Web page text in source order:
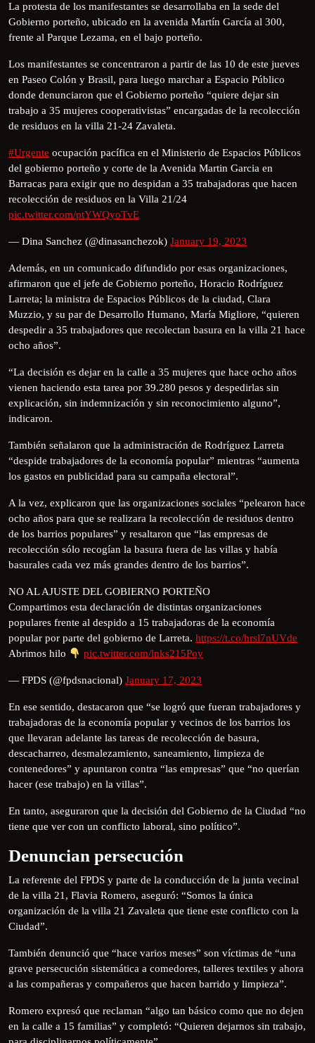
La protesta de los manifestantes se desarrollaba en la sede del
Gobierno porteño, ubicado en la avenida Martín García al 300,
frente al Parque Lezama, en el bajo porteño.
Los manifestantes se concentraron a partir de las 10 de este jueves
en Paseo Colón y Brasil, para luego marchar a Espacio Público
donde denunciaron que el Gobierno porteño “quiere dejar sin
trabajo a 35 mujeres cooperativistas” encargadas de la recolección
de residuos en la villa 21-24 Zavaleta.
#Urgente ocupación pacífica en el Ministerio de Espacios Públicos
del gobierno porteño y corte de la Avenida Martin Garcia en
Barracas para exigir que no despidan a 35 trabajadoras que hacen
recolección de residuos en la Villa 21/24
pic.twitter.com/ptYWQyoTvE
— Dina Sanchez (@dinasanchezok) January 19, 2023
Además, en un comunicado difundido por esas organizaciones,
afirmaron que el jefe de Gobierno porteño, Horacio Rodríguez
Larreta; la ministra de Espacios Públicos de la ciudad, Clara
Muzzio, y su par de Desarrollo Humano, María Migliore, “quieren
despedir a 35 trabajadores que recolectan basura en la villa 21 hace
ocho años”.
“La decisión es dejar en la calle a 35 mujeres que hace ocho años
vienen haciendo esta tarea por 39.280 pesos y despedirlas sin
explicación, sin indemnización y sin reconocimiento alguno”,
indicaron.
También señalaron que la administración de Rodríguez Larreta
“despide trabajadores de la economía popular” mientras “aumenta
los gastos en publicidad para su campaña electoral”.
A la vez, explicaron que las organizaciones sociales “pelearon hace
ocho años para que se realizara la recolección de residuos dentro
de los barrios populares” y resaltaron que “las empresas de
recolección sólo recogían la basura fuera de las villas y había
basurales cada vez más grandes dentro de los barrios”.
NO AL AJUSTE DEL GOBIERNO PORTEÑO
Compartimos esta declaración de distintas organizaciones
populares frente al despido a 15 trabajadoras de la economía
popular por parte del gobierno de Larreta. https://t.co/hrsl7nUVde
Abrimos hilo
pic.twitter.com/lnks215Poy
— FPDS (@fpdsnacional) January 17, 2023
En ese sentido, destacaron que “se logró que fueran trabajadores y
trabajadoras de la economía popular y vecinos de los barrios los
que llevaran adelante las tareas de recolección de basura,
descacharreo, desmalezamiento, saneamiento, limpieza de
contenedores” y apuntaron contra “las empresas” que “no querían
hacer (ese trabajo) en la villas”.
En tanto, aseguraron que la decisión del Gobierno de la Ciudad “no
tiene que ver con un conflicto laboral, sino político”.
Denuncian persecución
La referente del FPDS y parte de la conducción de la junta vecinal
de la villa 21, Flavia Romero, aseguró: “Somos la única
organización de la villa 21 Zavaleta que tiene este conflicto con la
Ciudad”.
También denunció que “hace varios meses” son víctimas de “una
grave persecución sistemática a comedores, talleres textiles y ahora
a las compañeras y compañeros que hacen barrido y limpieza”.
Romero expresó que reclaman “algo tan básico como que no dejen
en la calle a 15 familias” y completó: “Quieren dejarnos sin trabajo,